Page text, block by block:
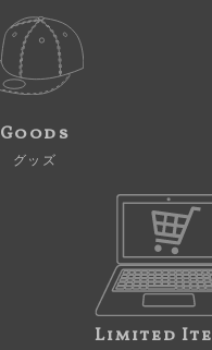
Goods
グッズ
Limited